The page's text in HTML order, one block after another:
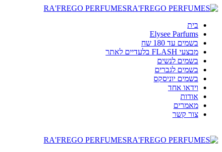
RA'FREGO PERFUMES
בית
Elysee Parfums
בשמים עד 180 שח
מבצעי FLASH בלעדיים לאתר
בשמים לנשים
בשמים לגברים
בשמים יוניסקס
וידאו אחד
אודות
מאמרים
צור קשר
RA'FREGO PERFUMES